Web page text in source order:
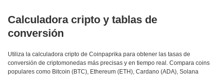
Calculadora cripto y tablas de
conversión
Utiliza la calculadora cripto de Coinpaprika para obtener las tasas de
conversión de criptomonedas más precisas y en tiempo real. Compara coins
populares como Bitcoin (BTC), Ethereum (ETH), Cardano (ADA), Solana